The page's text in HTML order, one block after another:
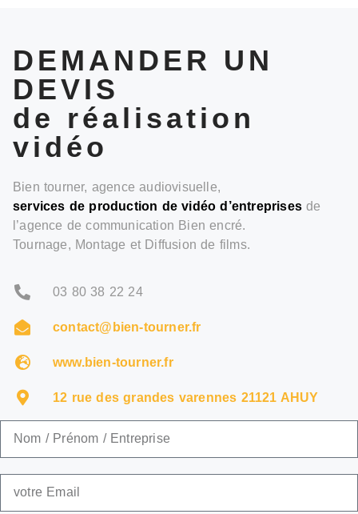
DEMANDER UN
DEVIS
de réalisation
vidéo
Bien tourner, agence audiovisuelle,
services de production de vidéo d’entreprises de
l’agence de communication Bien encré.
Tournage, Montage et Diffusion de films.
03 80 38 22 24
contact@bien-tourner.fr
www.bien-tourner.fr
12 rue des grandes varennes 21121 AHUY